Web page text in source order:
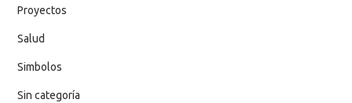
Proyectos
Salud
Simbolos
Sin categoría